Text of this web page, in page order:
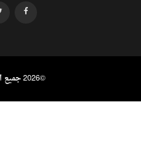
2026 جميع الحقوق محفوظة البيان